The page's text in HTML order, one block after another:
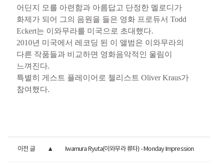
어딘지 모를 아련함과 아름답고 단정한 멜로디가
화제가 되어 그의 음원을 들은 영화 프로듀서 Todd
Eckert는 이와무라를 미국으로 초대했다.
2010년 미국에서 레코딩 된 이 앨범은 이와무라의
다른 작품들과 비교하면 영화음악적인 울림이
느껴진다.
특별히 게스트 플레이어로 첼리스트 Oliver Kraus가
참여했다.
이전 글 Iwamura Ryuta(이와무라 류타) - Monday Impression